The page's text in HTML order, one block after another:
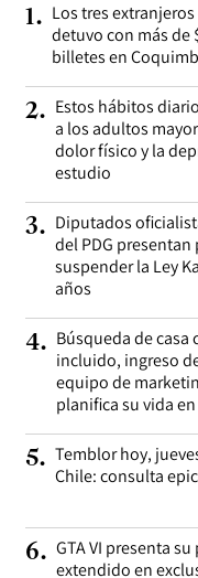
1. Los tres
detuvo con más de
billetes en
2. Estos hábitos
a los adultos
dolor físico y la
estudio
3. Diputados
del PDG presentan
suspender la Ley
años
4. Búsqueda de casa
incluido, ingreso
equipo de
planifica su vida
5. Temblor hoy,
Chile: consulta
6. GTA VI presenta
extendido en